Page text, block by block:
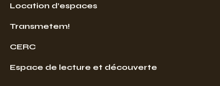
Location d’espaces
Transmetem!
CERC
Espace de lecture et découverte